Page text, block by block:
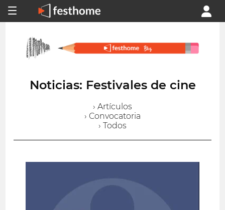
Noticias: Festivales de cine
› Artículos
› Convocatoria
› Todos